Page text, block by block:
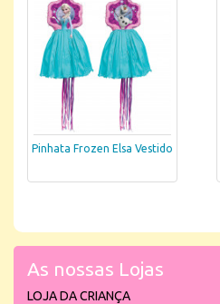
Pinhata Frozen Elsa Vestido
As nossas Lojas
LOJA DA CRIANÇA